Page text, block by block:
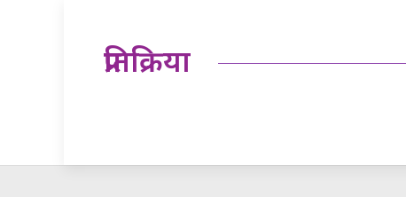
प्रतिक्रिया